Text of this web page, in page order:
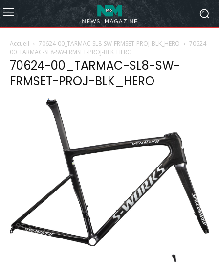
Accueil 70624-00_TARMAC-SL8-SW-FRMSET-PROJ-BLK_HERO
70624-
00_TARMAC-SL8-SW-FRMSET-PROJ-BLK_HERO
70624-00_TARMAC-SL8-SW-
FRMSET-PROJ-BLK_HERO